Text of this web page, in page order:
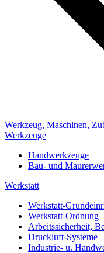
Werkzeug, Maschinen,
Werkzeuge
Handwerkzeuge
Bau- und
Werkstatt
Werkstatt-
Werkstatt-Ordnung
Arbeitssicherheit,
Druckluft-Systeme
Industrie- u.